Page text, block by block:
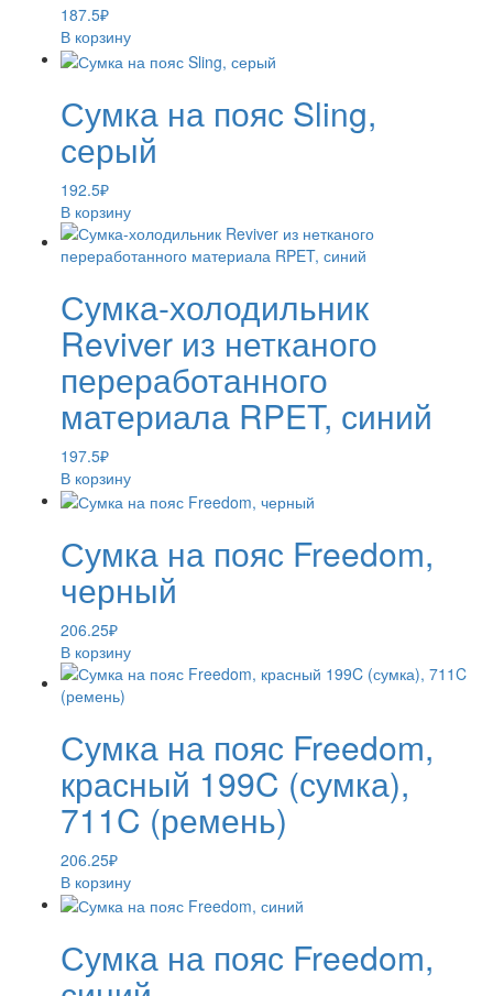
187.5₽
В корзину
Сумка на пояс Sling,
серый
192.5₽
В корзину
Сумка-холодильник
Reviver из нетканого
переработанного
материала RPET, синий
197.5₽
В корзину
Сумка на пояс Freedom,
черный
206.25₽
В корзину
Сумка на пояс Freedom,
красный 199C (сумка),
711C (ремень)
206.25₽
В корзину
Сумка на пояс Freedom,